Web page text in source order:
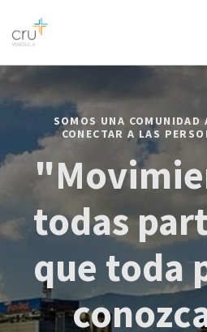
AFRICA
AMERICA / CARIBBEAN
OCEANIA
SOMOS UNA COMUNIDAD
CONECTAR A LAS
todas
que toda